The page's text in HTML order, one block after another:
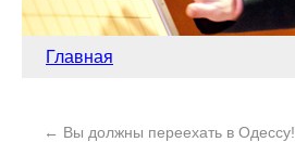
Главная
← Вы должны переехать в Одессу!